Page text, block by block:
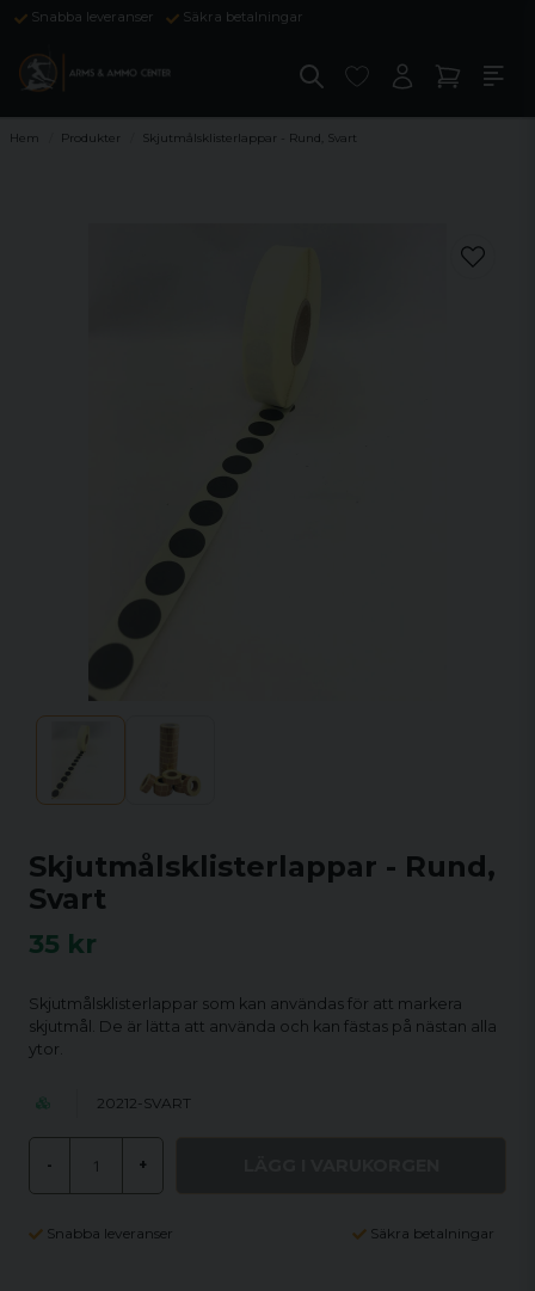
Snabba leveranser Säkra betalningar
Hem Produkter Skjutmålsklisterlappar - Rund, Svart
Skjutmålsklisterlappar - Rund,
Svart
35 kr
Skjutmålsklisterlappar som kan användas för att markera
skjutmål. De är lätta att använda och kan fästas på nästan alla
ytor.
20212-SVART
- +
Snabba leveranser Säkra betalningar